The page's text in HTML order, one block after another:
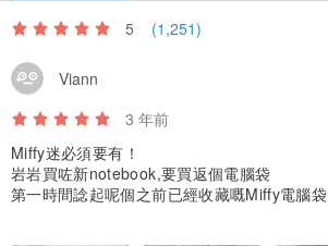
5 (1,251)
Viann
3 年前
Miffy迷必須要有！
岩岩買咗新notebook,要買返個電腦袋
第一時間諗起呢個之前已經收藏嘅Miffy電腦袋